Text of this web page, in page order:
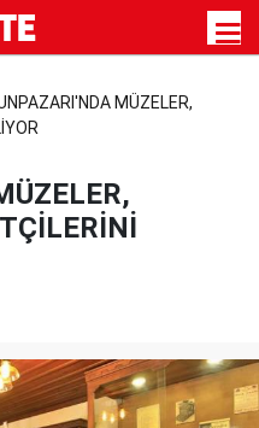
MÜZELER,